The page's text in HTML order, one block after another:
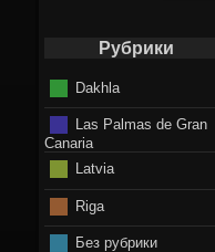
Рубрики
Dakhla
Las Palmas de Gran
Canaria
Latvia
Riga
Без рубрики